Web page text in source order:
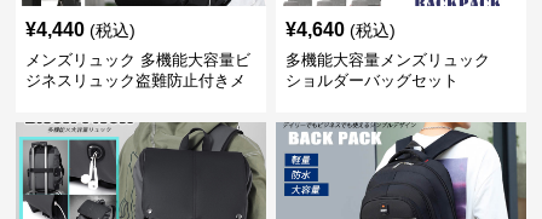
¥4,440 (税込)
メンズリュック 多機能大容量ビ
ジネスリュック盗難防止付きメ
¥4,640 (税込)
多機能大容量メンズリュック
ショルダーバッグセット